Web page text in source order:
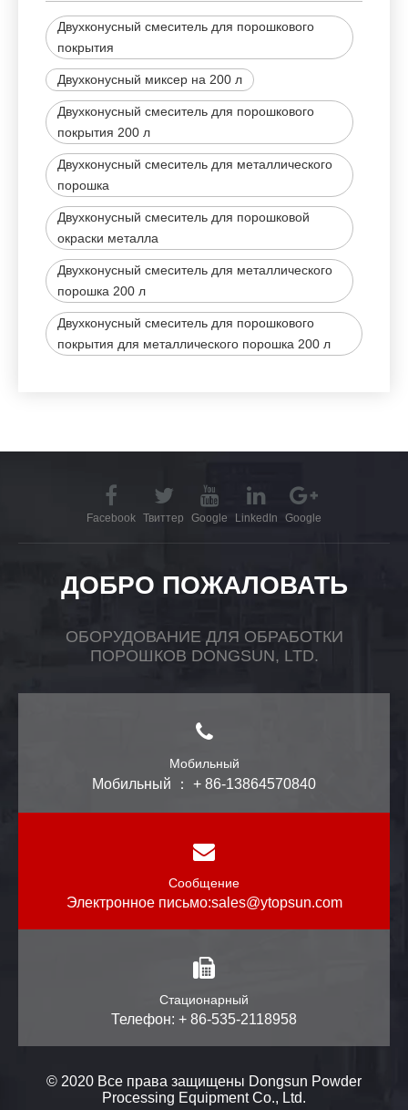
Двухконусный смеситель для порошкового
покрытия
Двухконусный миксер на 200 л
Двухконусный смеситель для порошкового
покрытия 200 л
Двухконусный смеситель для металлического
порошка
Двухконусный смеситель для порошковой
окраски металла
Двухконусный смеситель для металлического
порошка 200 л
Двухконусный смеситель для порошкового
покрытия для металлического порошка 200 л
Facebook Твиттер Google LinkedIn Google
ДОБРО ПОЖАЛОВАТЬ
ОБОРУДОВАНИЕ ДЛЯ ОБРАБОТКИ
ПОРОШКОВ DONGSUN, LTD.
Мобильный
Мобильный ： + 86-13864570840
Сообщение
Электронное письмо:sales@ytopsun.com
Стационарный
Телефон: + 86-535-2118958
© 2020 Все права защищены Dongsun Powder
Processing Equipment Co., Ltd.